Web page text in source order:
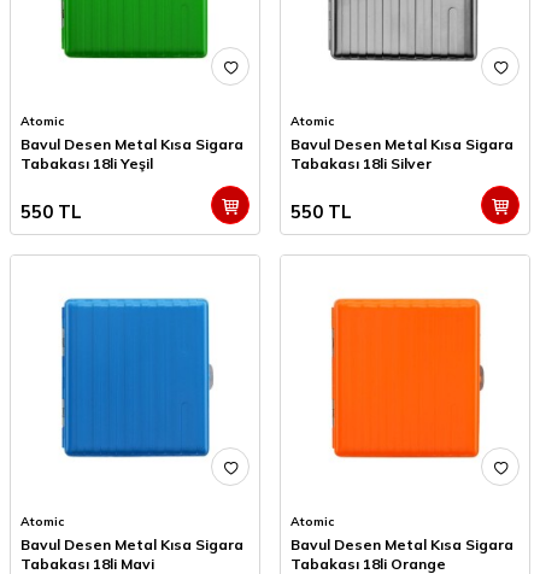
Atomic
Bavul Desen Metal Kısa Sigara
Tabakası 18li Yeşil
550 TL
Atomic
Bavul Desen Metal Kısa Sigara
Tabakası 18li Silver
550 TL
Atomic
Bavul Desen Metal Kısa Sigara
Tabakası 18li Mavi
Atomic
Bavul Desen Metal Kısa Sigara
Tabakası 18li Orange